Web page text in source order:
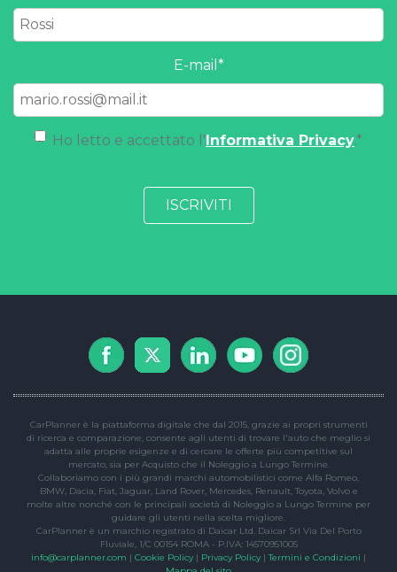
E-mail *
Ho letto e accettato l'Informativa Privacy.*
CarPlanner è la piattaforma digitale che dal 2015, grazie ai propri strumenti
di ricerca e comparazione, consente agli utenti di trovare l'auto che meglio si
adatta alle proprie esigenze e di cercare le offerte più competitive sul
mercato, sia per Acquisto che il Noleggio a Lungo Termine.
Collaboriamo con i più grandi marchi automobilistici come Alfa Romeo,
BMW, Dacia, Fiat, Jaguar, Land Rover, Mercedes, Renault, Toyota, Volvo e
molte altre nonché con le principali società di Noleggio a Lungo Termine per
guidare gli utenti nella scelta migliore.
CarPlanner è un marchio registrato di Daicar Ltd. Daicar Srl Via Del Porto
Fluviale, 1/C 00154 ROMA - P.IVA: 14570951005
info@carplanner.com | Cookie Policy| Privacy Policy|Termini e Condizioni |